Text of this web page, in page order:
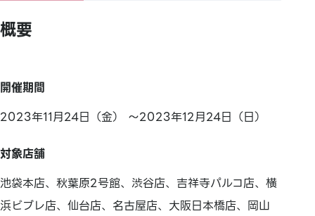
概要
開催期間
2023年11月24日（金） ～2023年12月24日（日）
対象店舗
池袋本店、秋葉原2号館、渋谷店、吉祥寺パルコ店、横
浜ビブレ店、仙台店、名古屋店、大阪日本橋店、岡山